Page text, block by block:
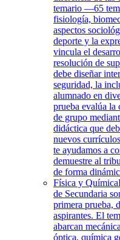
temario —65
fisiología,
aspectos
deporte y la
vincula el
resolución de
debe diseñar
seguridad, la
alumnado en
prueba evalúa la
de grupo
didáctica que
nuevos
te ayudamos a
demuestre al
de forma
Física y Química
de Secundaria
primera prueba,
aspirantes. El
abarcan
óptica, química